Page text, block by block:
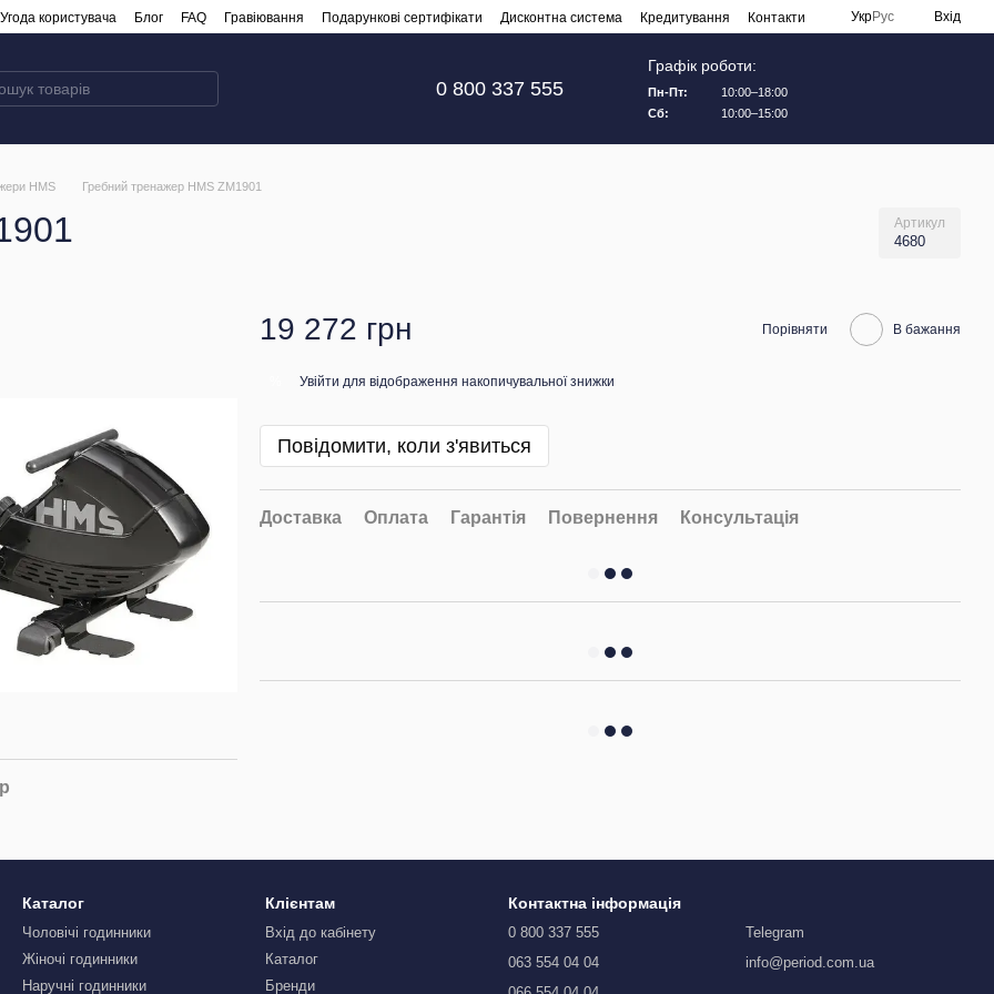
Угода користувача Блог FAQ Гравіювання Подарункові сертифікати Дисконтна система Кредитування Контакти УкрРус Вхід
0 800 337 555
Графік роботи:
Пн-Пт:
10:00–18:00
Сб:
10:00–15:00
HMS Гребний тренажер HMS ZM1901
Артикул
4680
19 272 грн Порівняти В бажання
Увійти для відображення накопичувальної знижки
Повідомити, коли з'явиться
Доставка Оплата Гарантія Повернення Консультація
Каталог
Чоловічі годинники
Жіночі годинники
Наручні годинники
Клієнтам
Вхід до кабінету
Каталог
Бренди
Контактна інформація
0 800 337 555
063 554 04 04
Telegram
info@period.com.ua